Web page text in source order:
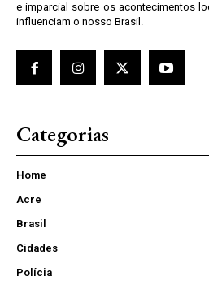
e imparcial sobre os acontecimentos
influenciam o nosso Brasil.
Categorias
Home
Acre
Brasil
Cidades
Polícia